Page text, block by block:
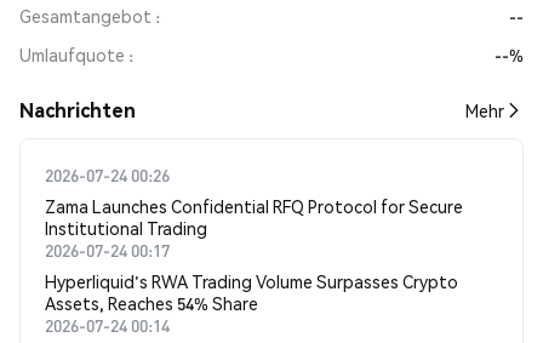
Gesamtangebot
--
Umlaufquote
--%
Nachrichten Mehr
2026-07-24 00:26
Zama Launches Confidential RFQ Protocol for Secure
Institutional Trading
2026-07-24 00:17
Hyperliquid's RWA Trading Volume Surpasses Crypto
Assets, Reaches 54% Share
2026-07-24 00:14